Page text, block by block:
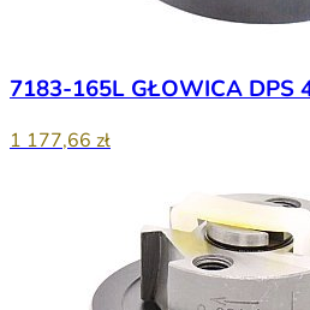
7183-165L GŁOWICA DPS
1 177,66 zł